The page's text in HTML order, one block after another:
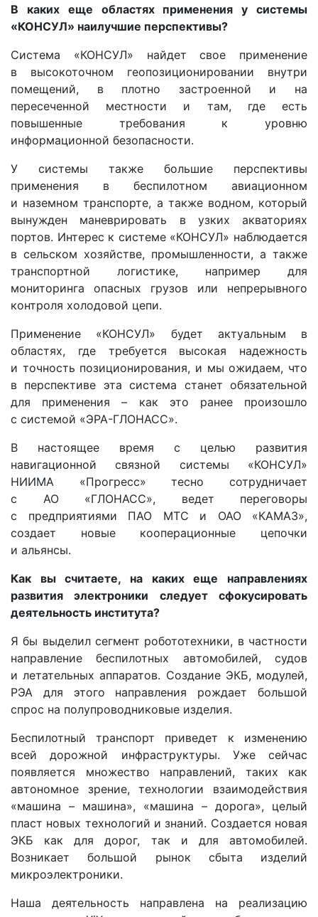
В каких еще областях применения у системы
«КОНСУЛ» наилучшие перспективы?
Система «КОНСУЛ» найдет свое применение
в высокоточном геопозиционировании внутри
помещений, в плотно застроенной и на
пересеченной местности и там, где есть
повышенные требования к уровню
информационной безопасности.
У системы также большие перспективы
применения в беспилотном авиационном
и наземном транспорте, а также водном, который
вынужден маневрировать в узких акваториях
портов. Интерес к системе «КОНСУЛ» наблюдается
в сельском хозяйстве, промышленности, а также
транспортной логистике, например для
мониторинга опасных грузов или непрерывного
контроля холодовой цепи.
Применение «КОНСУЛ» будет актуальным в
областях, где требуется высокая надежность
и точность позиционирования, и мы ожидаем, что
в перспективе эта система станет обязательной
для применения – как это ранее произошло
с системой «ЭРА-ГЛОНАСС».
В настоящее время с целью развития
навигационной связной системы «КОНСУЛ»
НИИМА «Прогресс» тесно сотрудничает
с АО «ГЛОНАСС», ведет переговоры
с предприятиями ПАО МТС и ОАО «КАМАЗ»,
создает новые кооперационные цепочки
и альянсы.
Как вы считаете, на каких еще направлениях
развития электроники следует сфокусировать
деятельность института?
Я бы выделил сегмент робототехники, в частности
направление беспилотных автомобилей, судов
и летательных аппаратов. Создание ЭКБ, модулей,
РЭА для этого направления рождает большой
спрос на полупроводниковые изделия.
Беспилотный транспорт приведет к изменению
всей дорожной инфраструктуры. Уже сейчас
появляется множество направлений, таких как
автономное зрение, технологии взаимодействия
«машина – машина», «машина – дорога», целый
пласт новых технологий и знаний. Создается новая
ЭКБ как для дорог, так и для автомобилей.
Возникает большой рынок сбыта изделий
микроэлектроники.
Наша деятельность направлена на реализацию